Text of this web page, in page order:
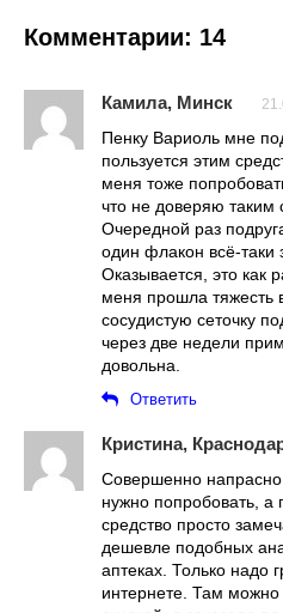
Комментарии: 14
Камила, Минск
Пенку Вариоль мне
пользуется этим
меня тоже
что не доверяю таким
Очередной раз
один флакон всё-таки
Оказывается, это как
меня прошла тяжесть
сосудистую сеточку
через две недели
довольна.
Ответить
Кристина,
Совершенно
нужно попробовать,
средство просто
дешевле подобных
аптеках. Только надо
интернете. Там